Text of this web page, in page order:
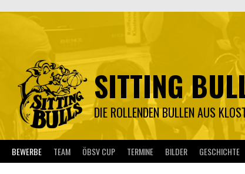
SITTING
DIE ROLLENDEN BULLEN AUS
BEWERBE TEAM ÖBSV CUP TERMINE BILDER GESCHICHTE